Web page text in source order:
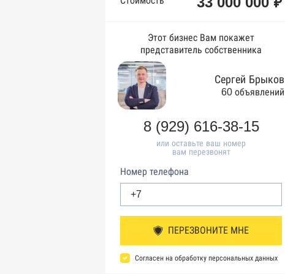
Этот бизнес Вам покажет
представитель собственника
Сергей Брыков
60 объявлений
8 (929) 616-38-15
или оставьте ваш номер
вам перезвонят
Номер телефона
ПЕРЕЗВОНИТЕ МНЕ
Согласен на обработку персональных данных